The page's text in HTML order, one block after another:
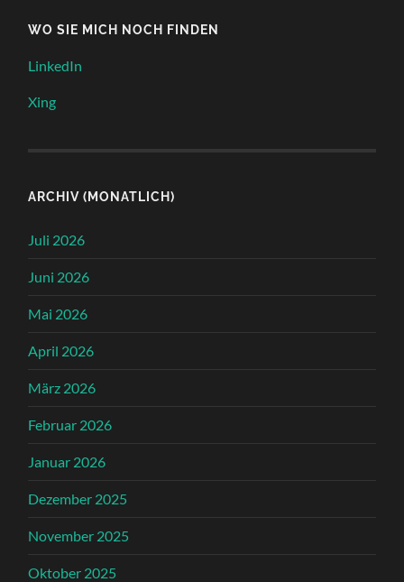
WO SIE MICH NOCH FINDEN
LinkedIn
Xing
ARCHIV (MONATLICH)
Juli 2026
Juni 2026
Mai 2026
April 2026
März 2026
Februar 2026
Januar 2026
Dezember 2025
November 2025
Oktober 2025